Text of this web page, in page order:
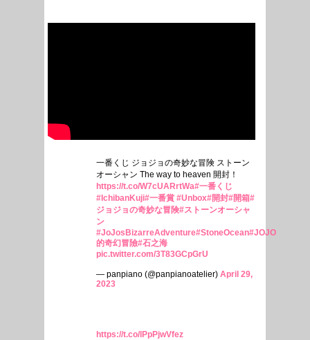
一番くじ ジョジョの奇妙な冒険 ストーン
オーシャン The way to heaven 開封！
https://t.co/W7cUARrtWa#一番くじ
#IchibanKuji#一番賞 #Unbox#開封#開箱#
ジョジョの奇妙な冒険#ストーンオーシャ
ン
#JoJosBizarreAdventure#StoneOcean#JOJO
的奇幻冒險#石之海
pic.twitter.com/3T83GCpGrU
— panpiano (@panpianoatelier) April 29,
2023
https://t.co/lPpPjwVfez